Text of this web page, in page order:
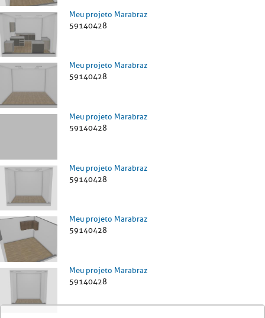
Meu projeto Marabraz
59140428
Meu projeto Marabraz
59140428
Meu projeto Marabraz
59140428
Meu projeto Marabraz
59140428
Meu projeto Marabraz
59140428
Meu projeto Marabraz
59140428